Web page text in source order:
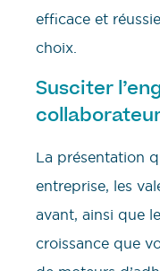
efficace et
choix.
Susciter
La présentation
entreprise, les
avant, ainsi que
croissance que